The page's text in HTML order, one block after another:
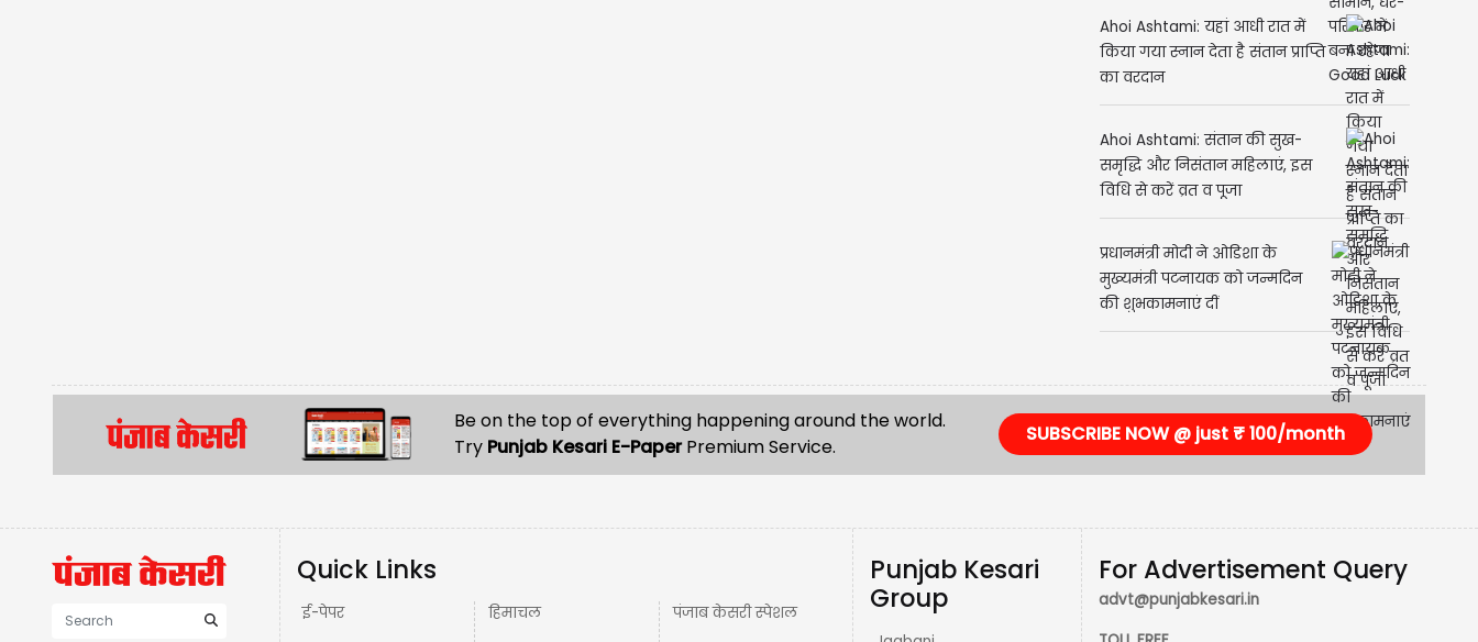
Ahoi Ashtami: यहां आधी रात में
किया गया स्नान देता है संतान प्राप्ति
Ahoi Ashtami: संतान की सुख-
समृद्धि और निसंतान महिलाएं, इस
प्रधानमंत्री मोदी ने ओडिशा के
मुख्यमंत्री पटनायक को जन्मदिन
Be on the top of everything happening around the world.
SUBSCRIBE NOW @ just ₹ 100/month
Quick Links
Punjab Kesari
For Advertisement Query